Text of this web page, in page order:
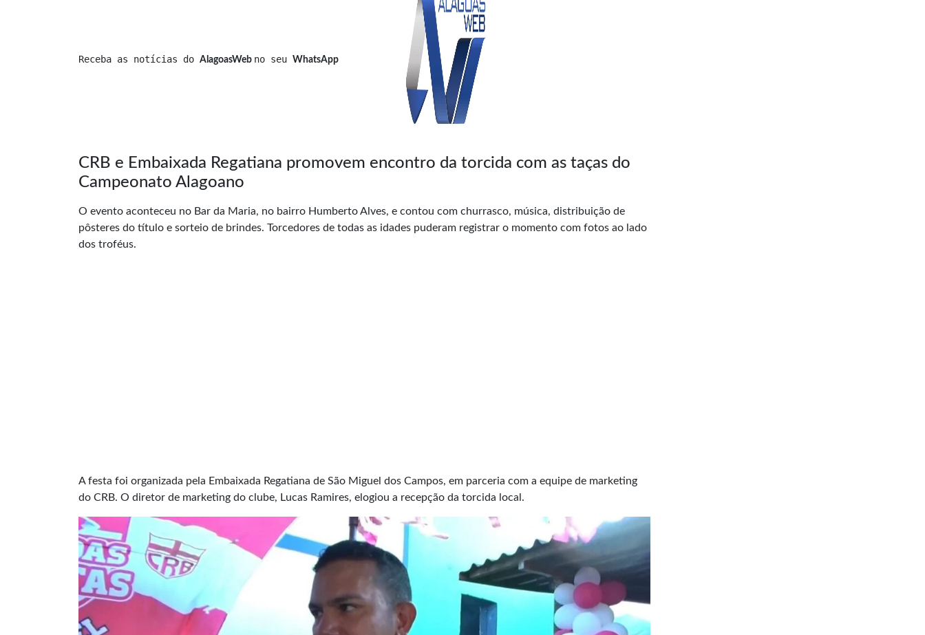
Receba as notícias do AlagoasWeb no seu WhatsApp
CRB e Embaixada Regatiana promovem encontro da torcida com as taças do
Campeonato Alagoano
O evento aconteceu no Bar da Maria, no bairro Humberto Alves, e contou com churrasco, música, distribuição de
pôsteres do título e sorteio de brindes. Torcedores de todas as idades puderam registrar o momento com fotos ao lado
dos troféus.
A festa foi organizada pela Embaixada Regatiana de São Miguel dos Campos, em parceria com a equipe de marketing
do CRB. O diretor de marketing do clube, Lucas Ramires, elogiou a recepção da torcida local.